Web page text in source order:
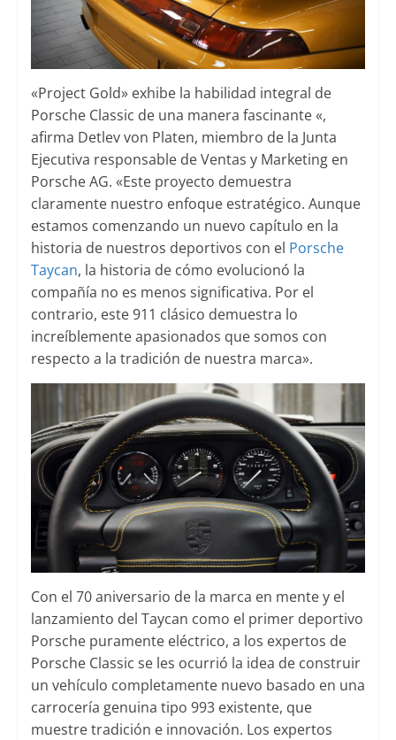
«Project Gold» exhibe la habilidad integral de
Porsche Classic de una manera fascinante «,
afirma Detlev von Platen, miembro de la Junta
Ejecutiva responsable de Ventas y Marketing en
Porsche AG. «Este proyecto demuestra
claramente nuestro enfoque estratégico. Aunque
estamos comenzando un nuevo capítulo en la
historia de nuestros deportivos con el Porsche
Taycan, la historia de cómo evolucionó la
compañía no es menos significativa. Por el
contrario, este 911 clásico demuestra lo
increíblemente apasionados que somos con
respecto a la tradición de nuestra marca».
Con el 70 aniversario de la marca en mente y el
lanzamiento del Taycan como el primer deportivo
Porsche puramente eléctrico, a los expertos de
Porsche Classic se les ocurrió la idea de construir
un vehículo completamente nuevo basado en una
carrocería genuina tipo 993 existente, que
muestre tradición e innovación. Los expertos